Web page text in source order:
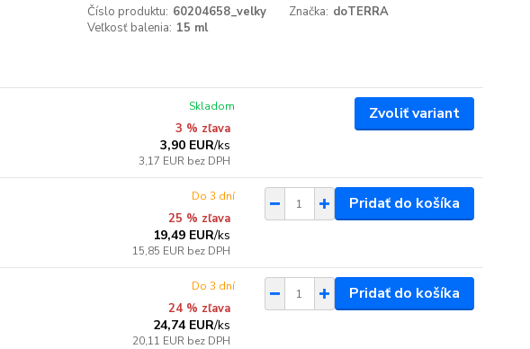
Číslo produktu: 60204658_velky Značka: doTERRA
Veľkosť balenia: 15 ml
3 % zľava
3,90 EUR/ks
3,17 EUR bez DPH
Skladom Zvoliť variant
25 % zľava
19,49 EUR/ks
15,85 EUR bez DPH
Do 3 dní Pridať do košíka
24 % zľava
24,74 EUR/ks
20,11 EUR bez DPH
Do 3 dní Pridať do košíka